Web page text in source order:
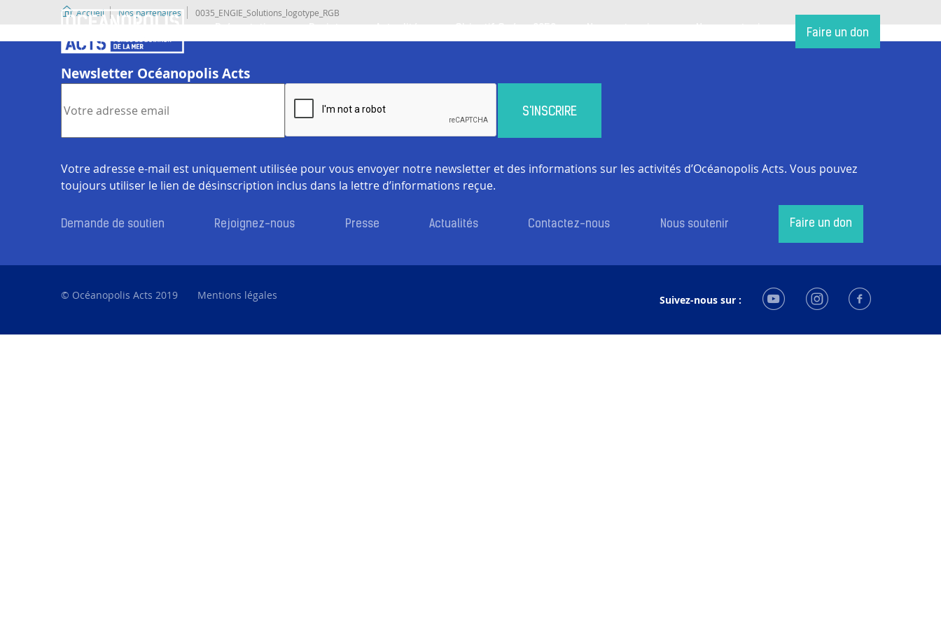
Faire un don
Accueil Nos partenaires 0035_ENGIE_Solutions_logotype_RGB
Newsletter Océanopolis Acts
Votre adresse e-mail est uniquement utilisée pour vous envoyer notre newsletter et des informations sur les activités d’Océanopolis Acts. Vous pouvez
toujours utiliser le lien de désinscription inclus dans la lettre d’informations reçue.
Demande de soutien Rejoignez-nous Presse Actualités Contactez-nous Nous soutenir Faire un don
© Océanopolis Acts 2019 Mentions légales Suivez-nous sur :